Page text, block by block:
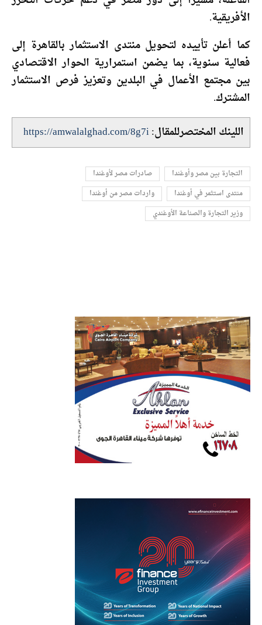
الأفريقية.
كما أعلن تأييده لتحويل منتدى الاستثمار بالقاهرة إلى
فعالية سنوية، بما يضمن استمرارية الحوار الاقتصادي
بين مجتمع الأعمال في البلدين وتعزيز فرص الاستثمار
المشترك.
اللينك المختصرللمقال:https://amwalalghad.com/8g7i
التجارة بين مصر وأوغندا
صادرات مصر لأوغندا
منتدى استثمر في أوغندا
واردات مصر من أوغندا
وزير التجارة والصناعة الأوغندي